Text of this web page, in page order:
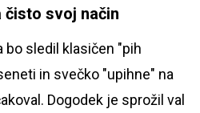
čisto svoj način
bo sledil klasičen "pih
in svečko "upihne" na
Dogodek je sprožil val